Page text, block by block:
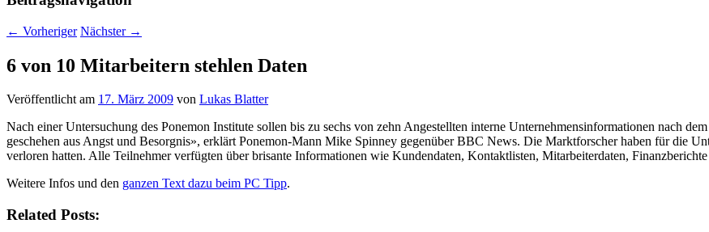
← Vorheriger Nächster →
6 von 10 Mitarbeitern stehlen Daten
Veröffentlicht am 17. März 2009 von Lukas Blatter
Nach einer Untersuchung des Ponemon Institute sollen bis zu sechs von zehn Angestellten interne Unternehmensinformationen nach
geschehen aus Angst und Besorgnis», erklärt Ponemon-Mann Mike Spinney gegenüber BBC News. Die Marktforscher haben für die
verloren hatten. Alle Teilnehmer verfügten über brisante Informationen wie Kundendaten, Kontaktlisten, Mitarbeiterdaten,
Weitere Infos und den ganzen Text dazu beim PC Tipp.
Related Posts: